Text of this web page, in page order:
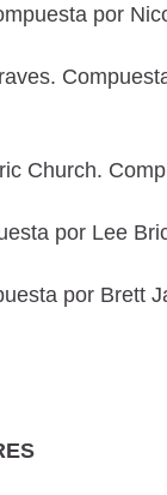
por
Church.
por Lee
por Brett